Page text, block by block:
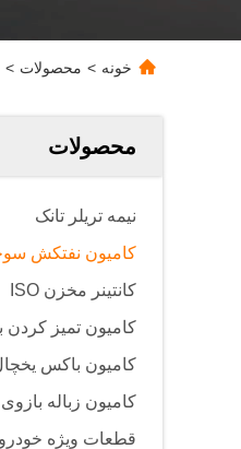
خونه > محصولات >
محصولات
نیمه تریلر تانک
کامیون نفتکش
کانتینر مخزن ISO
کامیون تمیز کردن
کامیون باکس
کامیون زباله
قطعات ویژه خودرو